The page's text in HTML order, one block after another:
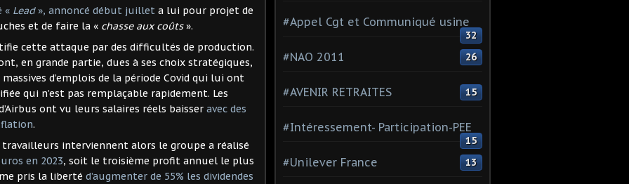
« Lead», annoncé début juillet a lui pour projet de
et de faire la « chasse aux coûts».
cette attaque par des difficultés de production.
en grande partie, dues à ses choix stratégiques,
d’emplois de la période Covid qui lui ont
qui n’est pas remplaçable rapidement. Les
ont vu leurs salaires réels baisser avec des
.
interviennent alors le groupe a réalisé
en 2023, soit le troisième profit annuel le plus
pris la liberté d’augmenter de 55% les dividendes
#Appel Cgt et Communiqué usine
32
#NAO 2011 26
#AVENIR RETRAITES 15
#Intéressement- Participation-PEE
15
#Unilever France 13